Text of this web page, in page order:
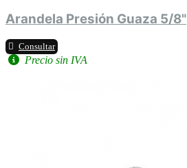
Arandela Presión Guaza 5/8"
Consultar
Precio sin IVA